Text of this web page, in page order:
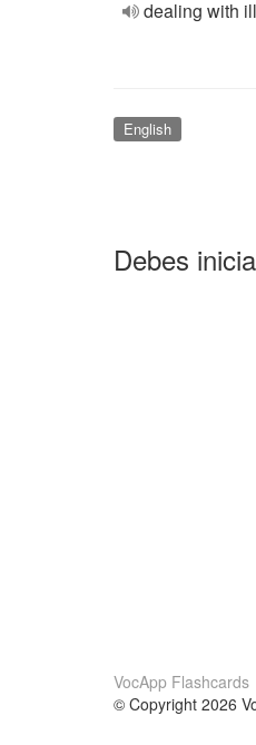
dealing with
English
Debes
VocApp Flashcards
© Copyright 2026